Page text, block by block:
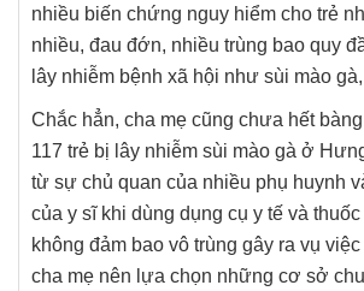
nhiều biến chứng nguy hiểm cho trẻ
nhiều, đau đớn, nhiều trùng bao quy
lây nhiễm bệnh xã hội như sùi mào
Chắc hẳn, cha mẹ cũng chưa hết
117 trẻ bị lây nhiễm sùi mào gà ở
từ sự chủ quan của nhiều phụ huynh
của y sĩ khi dùng dụng cụ y tế và
không đảm bao vô trùng gây ra vụ
cha mẹ nên lựa chọn những cơ sở